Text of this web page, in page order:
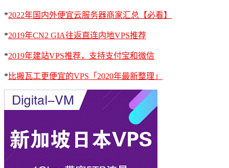
*2022年国内外便宜云服务器商家汇总【必看】
*2019年CN2 GIA往返直连内地VPS推荐
*2019年建站VPS推荐，支持支付宝和微信
* 比搬瓦工更便宜的VPS「2020年最新整理」